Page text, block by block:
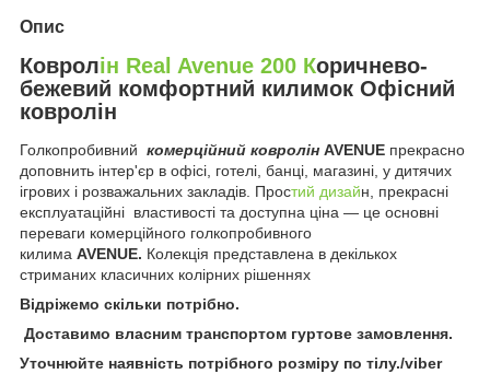
Опис
Ковролін Real Avenue 200 Коричнево-
бежевий комфортний килимок Офісний
ковролін
Голкопробивний комерційний ковролін AVENUE прекрасно
доповнить інтер'єр в офісі, готелі, банці, магазині, у дитячих
ігрових і розважальних закладів. Простий дизайн, прекрасні
експлуатаційні властивості та доступна ціна — це основні
переваги комерційного голкопробивного
килима AVENUE. Колекція представлена в декількох
стриманих класичних колірних рішеннях
Відріжемо скільки потрібно.
Доставимо власним транспортом гуртове замовлення.
Уточнюйте наявність потрібного розміру по тілу./viber